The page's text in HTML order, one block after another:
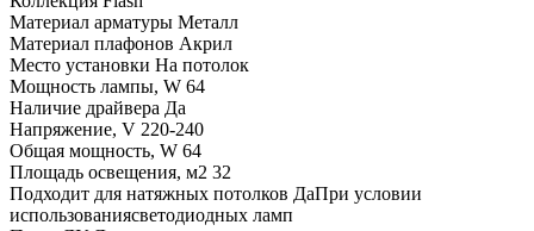
Материал арматуры Металл
Материал плафонов Акрил
Место установки На потолок
Мощность лампы, W 64
Наличие драйвера Да
Напряжение, V 220-240
Общая мощность, W 64
Площадь освещения, м2 32
Подходит для натяжных потолков ДаПри условии
использованиясветодиодных ламп